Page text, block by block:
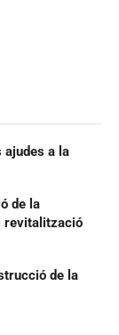
ajudes a la
de la
revitalització
de la